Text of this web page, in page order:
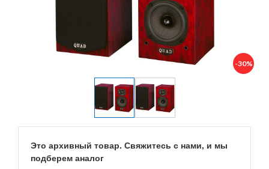
-30%
Это архивный товар. Свяжитесь с нами, и мы
подберем аналог